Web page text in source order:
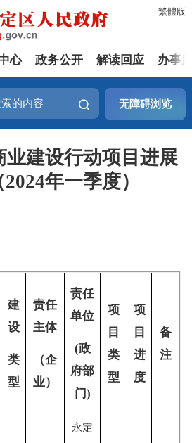
繁體版
心 政务公开 解读回应 办事
无障碍浏览
业建设行动项目进展
年一季度）
建
设
类
型
责任
主体
（企
业）
责任
单位
(政
府部
门)
项
目
类
型
项
目
进
度
备
注
永定